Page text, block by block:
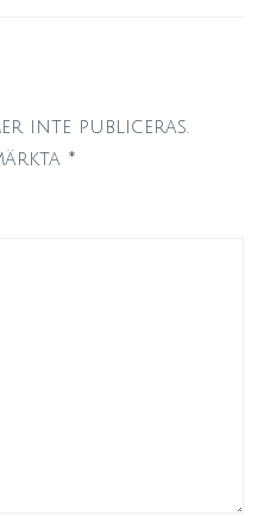
inte publiceras.
*